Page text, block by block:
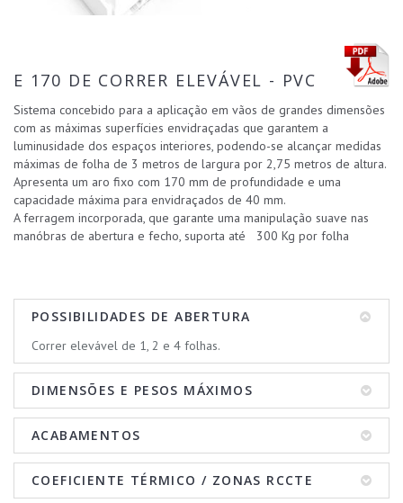
E 170 DE CORRER ELEVÁVEL - PVC
Sistema concebido para a aplicação em vãos de grandes dimensões
com as máximas superfícies envidraçadas que garantem a
luminusidade dos espaços interiores, podendo-se alcançar medidas
máximas de folha de 3 metros de largura por 2,75 metros de altura.
Apresenta um aro fixo com 170 mm de profundidade e uma
capacidade máxima para envidraçados de 40 mm.
A ferragem incorporada, que garante uma manipulação suave nas
manóbras de abertura e fecho, suporta até 300 Kg por folha
POSSIBILIDADES DE ABERTURA
Correr elevável de 1, 2 e 4 folhas.
DIMENSÕES E PESOS MÁXIMOS
ACABAMENTOS
COEFICIENTE TÉRMICO / ZONAS RCCTE